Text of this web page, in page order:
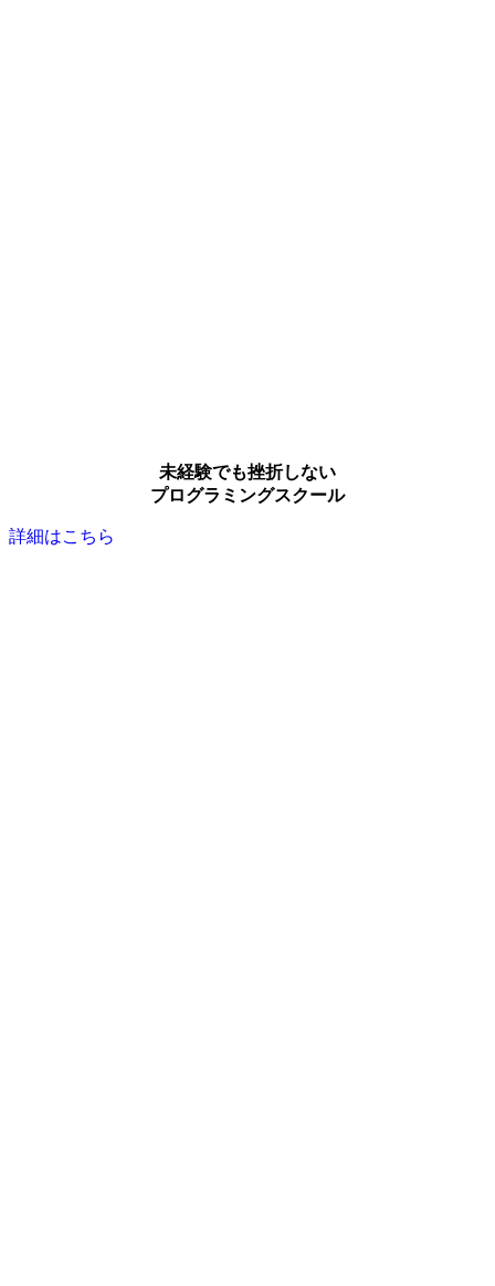
未経験でも挫折しない
プログラミングスクール
詳細はこちら